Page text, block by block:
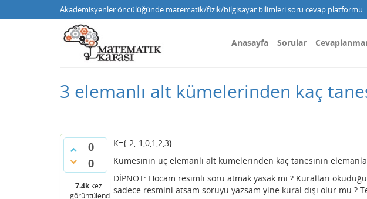
Akademisyenler öncülüğünde matematik/fizik/bilgisayar bilimleri soru cevap platformu
Anasayfa Sorular
3 elemanlı alt kümelerinden kaç
0
0
7.4kkez
görüntülendi
K={-2,-1,0,1,2,3}
Kümesinin üç elemanlı alt kümelerinden kaç tanesinin
DİPNOT: Hocam resimli soru atmak yasak mı ? Kuralları
sadece resmini atsam soruyu yazsam yine kural dışı olur mu ?